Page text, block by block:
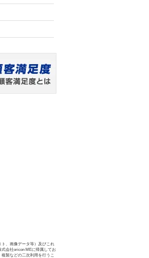
、画像データ等）及びこれ
会社oricon MEに帰属してお
製などの二次利用を行うこ